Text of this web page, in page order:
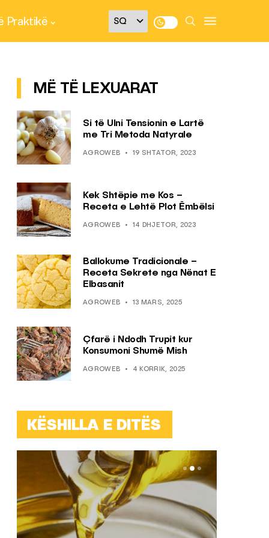
Praktikë
MË TË LEXUARAT
Si të Ulni Tensionin e Lartë
me Tri Metoda Natyrale
AGROWEB 19 SHTATOR, 2023
Kek Shtëpie me Kos –
Receta e Lehtë Plot Ëmbëlsi
AGROWEB 14 DHJETOR, 2023
Ballokume Tradicionale –
Receta Sekrete nga Nënat E
Elbasanit
AGROWEB 13 MARS, 2025
Çfarë i Ndodh Trupit kur
Konsumoni Shumë Mish
AGROWEB 4 KORRIK, 2025
KËSHILLA E DITËS